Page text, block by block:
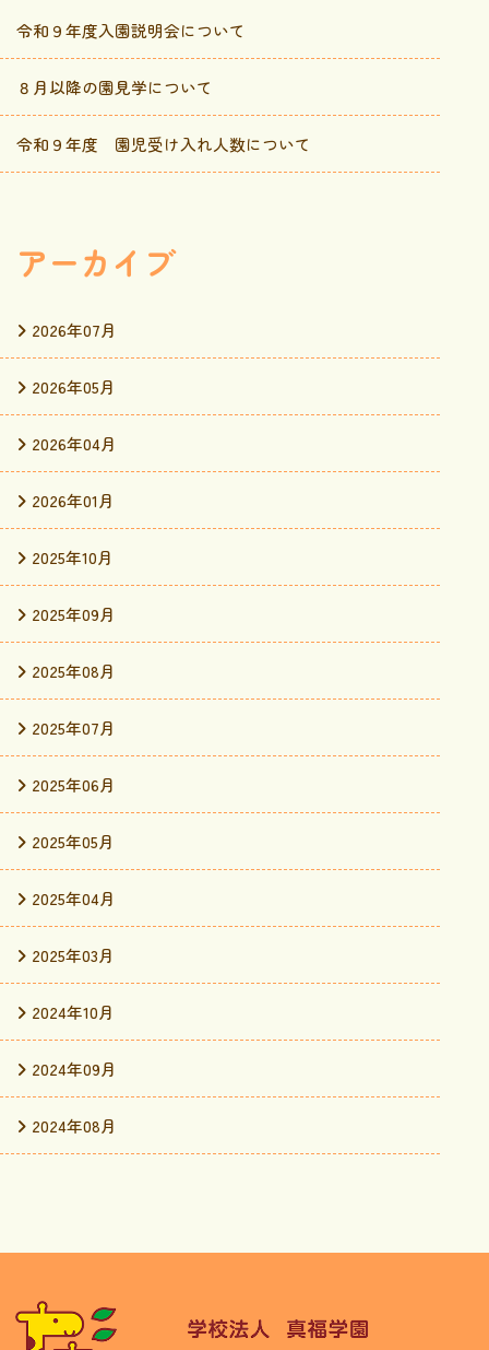
令和９年度入園説明会について
８月以降の園見学について
令和９年度 園児受け入れ人数について
アーカイブ
2026年07月
2026年05月
2026年04月
2026年01月
2025年10月
2025年09月
2025年08月
2025年07月
2025年06月
2025年05月
2025年04月
2025年03月
2024年10月
2024年09月
2024年08月